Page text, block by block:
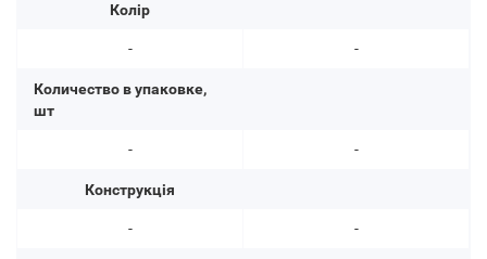
Колір
-
Количество в упаковке,
шт
-
Конструкція
-
-
-
-